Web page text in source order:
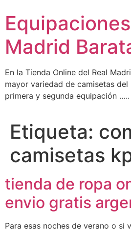
contenido
Madrid
En la Tienda Online del Real
mayor variedad de camisetas
primera y segunda equipación …..
Etiqueta:
camisetas
tienda de ropa
envio gratis
Para esas noches de verano o si